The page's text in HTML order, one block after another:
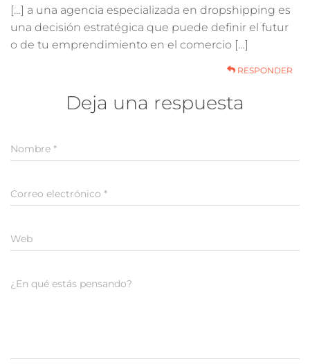
[…] a una agencia especializada en dropshipping es
una decisión estratégica que puede definir el futur
o de tu emprendimiento en el comercio […]
RESPONDER
Deja una respuesta
Nombre *
Correo electrónico *
Web
¿En qué estás pensando?